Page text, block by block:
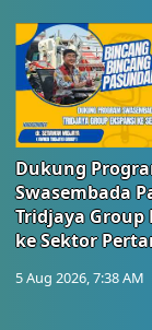
Dukung
Swasembada
Tridjaya Group
ke Sektor
5 Aug 2026, 7:38 AM